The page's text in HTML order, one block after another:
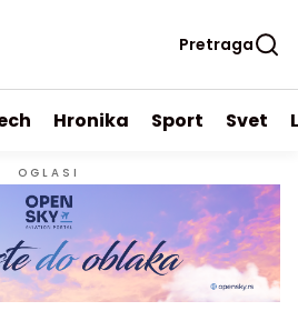
Pretraga
Hronika Sport Svet
OGLASI